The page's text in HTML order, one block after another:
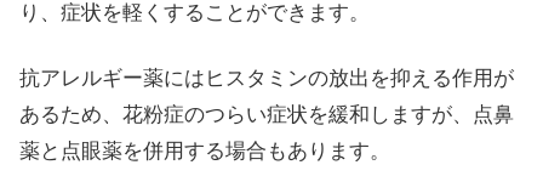
り、症状を軽くすることができます。
抗アレルギー薬にはヒスタミンの放出を抑える作用が
あるため、花粉症のつらい症状を緩和しますが、点鼻
薬と点眼薬を併用する場合もあります。